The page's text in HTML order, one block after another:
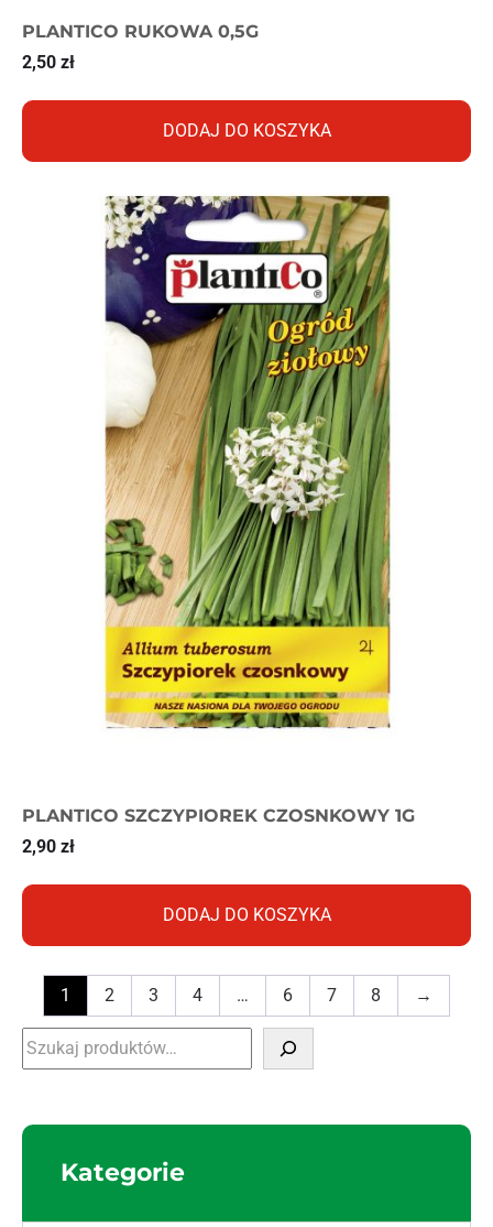
Szukaj
Kategorie
PLANTICO RUKOWA 0,5G
2,50 zł
DODAJ DO KOSZYKA
PLANTICO SZCZYPIOREK CZOSNKOWY 1G
2,90 zł
DODAJ DO KOSZYKA
1 2 3 4 … 6 7 8 →